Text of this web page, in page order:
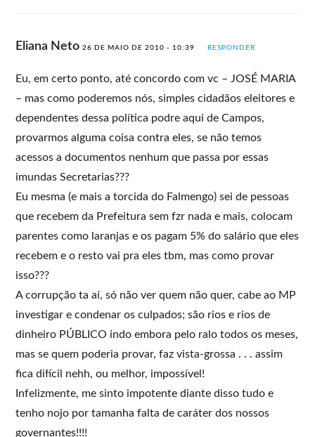
Eliana Neto26 DE MAIO DE 2010 - 10:39 RESPONDER
Eu, em certo ponto, até concordo com vc – JOSÉ MARIA
– mas como poderemos nós, simples cidadãos eleitores e
dependentes dessa política podre aqui de Campos,
provarmos alguma coisa contra eles, se não temos
acessos a documentos nenhum que passa por essas
imundas Secretarias???
Eu mesma (e mais a torcida do Falmengo) sei de pessoas
que recebem da Prefeitura sem fzr nada e mais, colocam
parentes como laranjas e os pagam 5% do salário que eles
recebem e o resto vai pra eles tbm, mas como provar
isso???
A corrupção ta aí, só não ver quem não quer, cabe ao MP
investigar e condenar os culpados; são rios e rios de
dinheiro PÚBLICO indo embora pelo ralo todos os meses,
mas se quem poderia provar, faz vista-grossa . . . assim
fica difícil nehh, ou melhor, impossível!
Infelizmente, me sinto impotente diante disso tudo e
tenho nojo por tamanha falta de caráter dos nossos
governantes!!!!